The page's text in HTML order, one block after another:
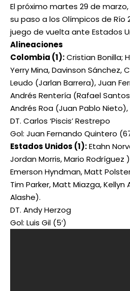
El próximo martes 29 de
su paso a los Olímpicos de Río
juego de vuelta ante Estados
Alineaciones
Colombia (1):Cristian Bonilla;
Yerry Mina, Davinson Sánchez,
Leudo (Jarlan Barrera), Juan
Andrés Rentería (Rafael
Andrés Roa (Juan Pablo
DT. Carlos ‘Piscis’ Restrepo
Gol: Juan Fernando Quintero
Estados Unidos (1):Etahn
Jordan Morris, Mario
Emerson Hyndman, Matt
Tim Parker, Matt Miazga, Kellyn
Alashe).
DT. Andy Herzog
Gol: Luis Gil (5′)